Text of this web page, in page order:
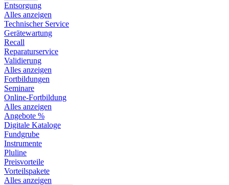
Entsorgung
Alles anzeigen
Technischer Service
Gerätewartung
Recall
Reparaturservice
Validierung
Alles anzeigen
Fortbildungen
Seminare
Online-Fortbildung
Alles anzeigen
Angebote %
Digitale Kataloge
Fundgrube
Instrumente
Pluline
Preisvorteile
Vorteilspakete
Alles anzeigen